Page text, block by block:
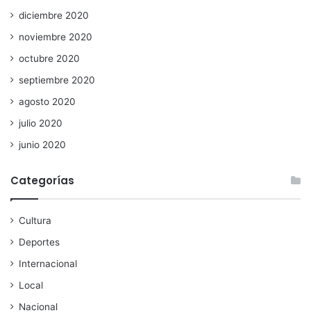
diciembre 2020
noviembre 2020
octubre 2020
septiembre 2020
agosto 2020
julio 2020
junio 2020
Categorías
Cultura
Deportes
Internacional
Local
Nacional